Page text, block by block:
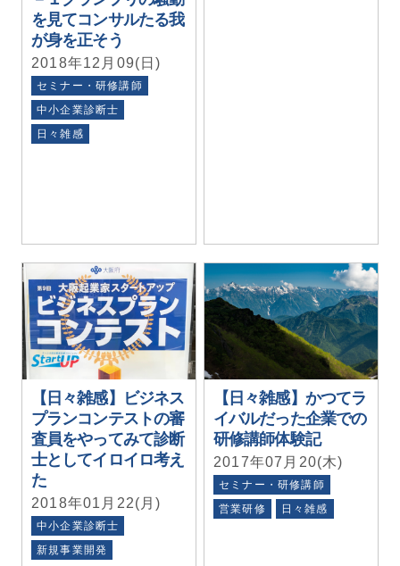
を見てコンサルたる我
が身を正そう
2018年12月09(日)
セミナー・研修講師
中小企業診断士
日々雑感
【日々雑感】ビジネス
プランコンテストの審
査員をやってみて診断
士としてイロイロ考え
た
2018年01月22(月)
中小企業診断士
新規事業開発
【日々雑感】かつてラ
イバルだった企業での
研修講師体験記
2017年07月20(木)
セミナー・研修講師
営業研修
日々雑感